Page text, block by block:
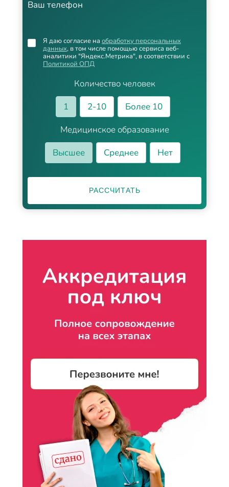
Ваш телефон
Количество человек
1
2-10
Более 10
Медицинское образование
Высшее
Среднее Нет
Я даю согласие на обработку персональных
данных, в том числе помощью сервиса веб-
аналитики "Яндекс.Метрика", в соответствии с
Политикой ОПД
РАССЧИТАТЬ